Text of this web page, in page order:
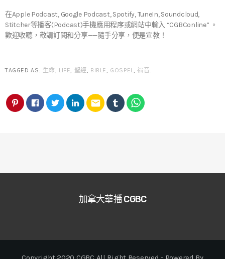
在Apple Podcast, Google Podcast, Spotify, TuneIn, Soundcloud,
Stitcher等播客(Podcast)手機應用程序或網站中輸入 “CGBConline” 。
歡迎收聽，敬請訂閱和分享——隨手分享，便是宣教！
TAGGED AS: 生命, LIFE, 聖經, BIBLE, GOSPEL,福音.
email
加拿大華播 CGBC